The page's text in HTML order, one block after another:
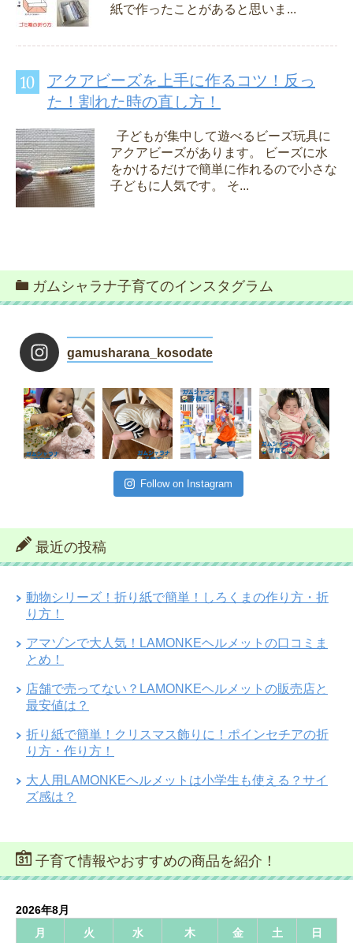
紙で作ったことがあると思いま...
アクアビーズを上手に作るコツ！反っ
た！割れた時の直し方！
子どもが集中して遊べるビーズ玩具に
アクアビーズがあります。 ビーズに水
をかけるだけで簡単に作れるので小さな
子どもに人気です。 そ...
ガムシャラナ子育てのインスタグラム
gamusharana_kosodate
Follow on Instagram
最近の投稿
動物シリーズ！折り紙で簡単！しろくまの作り方・折
り方！
アマゾンで大人気！LAMONKEヘルメットの口コミま
とめ！
店舗で売ってない？LAMONKEヘルメットの販売店と
最安値は？
折り紙で簡単！クリスマス飾りに！ポインセチアの折
り方・作り方！
大人用LAMONKEヘルメットは小学生も使える？サイ
ズ感は？
子育て情報やおすすめの商品を紹介！
2026年8月
月
火 水 木 金 土 日